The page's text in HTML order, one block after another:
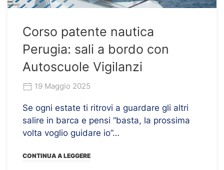
Corso patente nautica
Perugia: sali a bordo con
Autoscuole Vigilanzi
19 Maggio 2025
Se ogni estate ti ritrovi a guardare gli altri
salire in barca e pensi “basta, la prossima
volta voglio guidare io”…
CONTINUA A LEGGERE